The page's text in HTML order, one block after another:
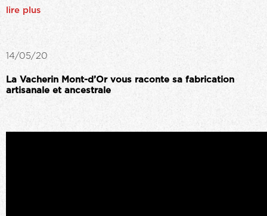
lire plus
14/05/20
La Vacherin Mont-d’Or vous raconte sa fabrication
artisanale et ancestrale